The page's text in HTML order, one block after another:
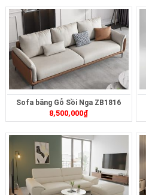
Sofa băng Gỗ Sồi Nga ZB1816
8,500,000₫